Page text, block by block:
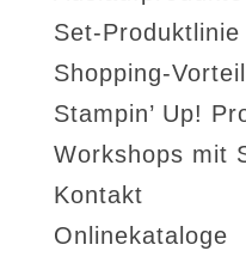
Set-
Shopping-
Stampin’ Up!
Workshops mit
Kontakt
Onlinekataloge